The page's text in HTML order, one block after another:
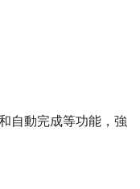
自動完成等功能，強